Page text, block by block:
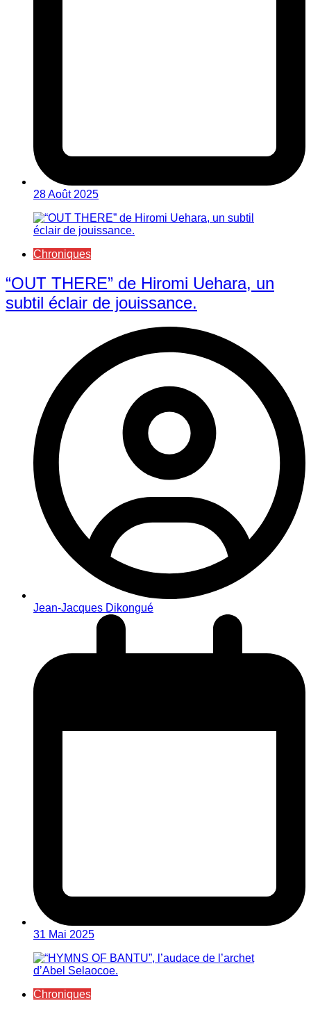
28 Août 2025
Chroniques
“OUT THERE” de Hiromi Uehara, un
subtil éclair de jouissance.
Jean-Jacques Dikongué
31 Mai 2025
Chroniques